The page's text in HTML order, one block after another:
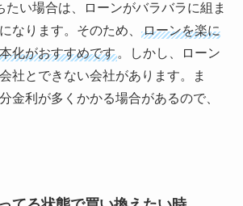
たい場合は、ローンがバラバラに組ま
なります。そのため、
ローンを楽に
化がおすすめです。しかし、ローン
社とできない会社があります。ま
金利が多くかかる場合があるので、